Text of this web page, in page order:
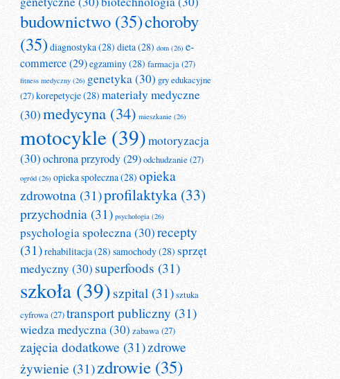
budownictwo (35)choroby
(35) diagnostyka(28) dieta(28) dom (26) e-
commerce(29)egzaminy(28) farmacja(27)
fitness medyczny (26) genetyka(30) gry edukacyjne
(27)korepetycje(28) materiały medyczne
(30)medycyna (34) mieszkanie (26)
motocykle (39)motoryzacja
(30)ochrona przyrody(29)odchudzanie(27)
ogród (26) opieka społeczna(28) opieka
zdrowotna (31)profilaktyka (33)
przychodnia (31) psychologia (26)
psychologia społeczna(30)recepty
(31)rehabilitacja(28) samochody(28) sprzęt
medyczny (30) superfoods (31)
szkoła (39)szpital (31)sztuka
cyfrowa(27)transport publiczny (31)
wiedza medyczna(30) zabawa(27)
zajęcia dodatkowe (31)zdrowe
żywienie (31)zdrowie (35)